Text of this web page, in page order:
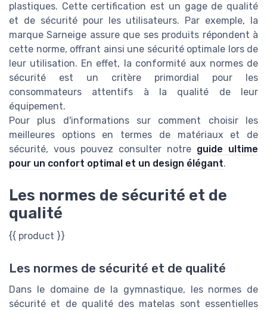
plastiques. Cette certification est un gage de qualité
et de sécurité pour les utilisateurs. Par exemple, la
marque Sarneige assure que ses produits répondent à
cette norme, offrant ainsi une sécurité optimale lors de
leur utilisation. En effet, la conformité aux normes de
sécurité est un critère primordial pour les
consommateurs attentifs à la qualité de leur
équipement.
Pour plus d'informations sur comment choisir les
meilleures options en termes de matériaux et de
sécurité, vous pouvez consulter notre guide ultime
pour un confort optimal et un design élégant.
Les normes de sécurité et de
qualité
{{ product }}
Les normes de sécurité et de qualité
Dans le domaine de la gymnastique, les normes de
sécurité et de qualité des matelas sont essentielles